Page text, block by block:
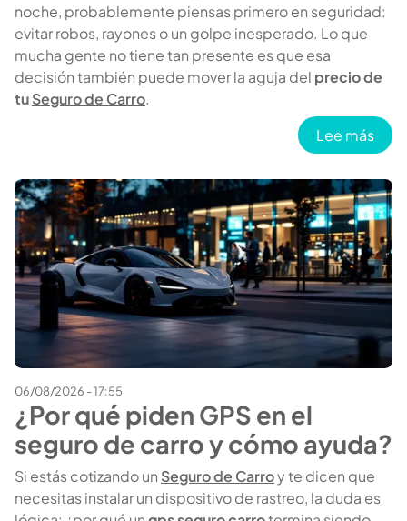
noche, probablemente piensas primero en seguridad:
evitar robos, rayones o un golpe inesperado. Lo que
mucha gente no tiene tan presente es que esa
decisión también puede mover la aguja del precio de
tuSeguro de Carro.
Lee más
06/08/2026 - 17:55
¿Por qué piden GPS en el
seguro de carro y cómo ayuda?
Si estás cotizando un Seguro de Carroy te dicen que
necesitas instalar un dispositivo de rastreo, la duda es